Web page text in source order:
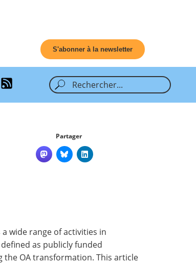
S'abonner à la newsletter
Partager
wide range of activities in
as publicly funded
the OA transformation. This article